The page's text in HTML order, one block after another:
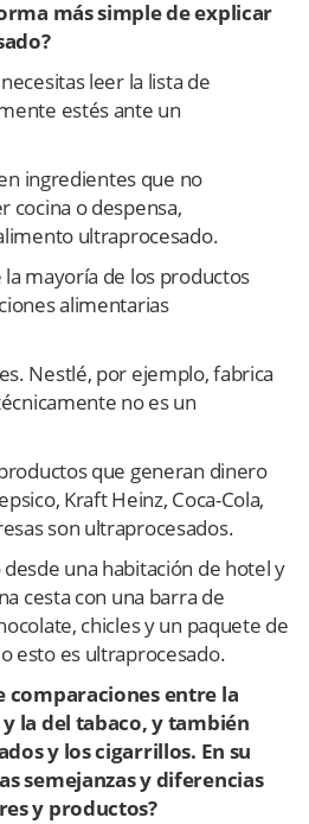
más simple de explicar
leer la lista de
estés ante un
ingredientes que no
cocina o despensa,
ultraprocesado.
mayoría de los productos
alimentarias
Nestlé, por ejemplo, fabrica
no es un
que generan dinero
Kraft Heinz, Coca-Cola,
son ultraprocesados.
una habitación de hotel y
cesta con una barra de
chicles y un paquete de
esto es ultraprocesado.
comparaciones entre la
la del tabaco, y también
y los cigarrillos. En su
semejanzas y diferencias
y productos?